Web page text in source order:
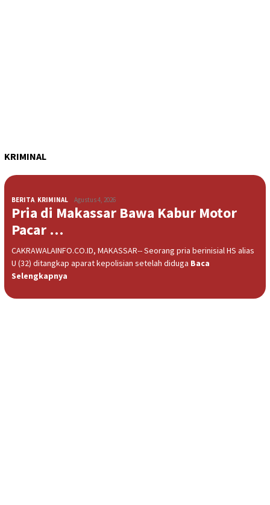
KRIMINAL
BERITA, KRIMINAL Agustus 4, 2026
Pria di Makassar Bawa Kabur Motor
Pacar …
CAKRAWALAINFO.CO.ID, MAKASSAR-- Seorang pria berinisial HS alias
U (32) ditangkap aparat kepolisian setelah diduga Baca
Selengkapnya